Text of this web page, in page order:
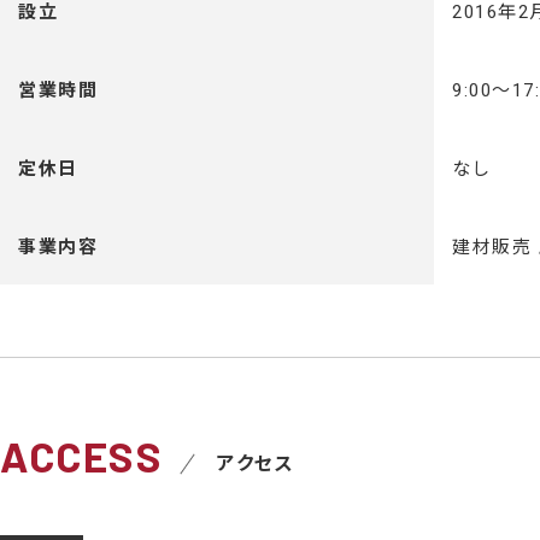
設立 2016年2
営業時間 9:00～
定休日 なし
事業内容 建材販売
ACCESS アクセス